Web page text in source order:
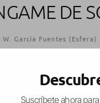
DE
García Fuentes (Esfera)
Suscríbete ahora